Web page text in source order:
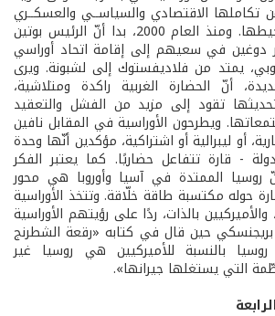
تكاملها الاقتصادي والسياســي والعسكــري
والاستراتيجــي مع محيطها. ومنذ العام 2000، بدا أنّ الرئيس بوتين
دوغين في سعيهم إلى إقامة اتحاد أوراسي
يمتد من فلاديفستوك إلى لشبونة. ويرى
أنّ الحضارة الغربية راكدة ومتلاشية،
تقود إلى مزيد من الفشل والتعقيد
ويطرحون الأوراسية في المقابل نافين
أو ليبرالية أو اشتراكية، مؤكدين أنّها وحدة
- قارة تتفاعل حضاريًا. كما يعتبر الفكر
روسيا الممتدة في آسيا وأوروبا هي محور
حوله مكتسبة طاقة خلّاقة. وتتخذ الأوراسية
بالذات، ردًا على رؤيتهم الأوراسية
حين قال في كتابه «رقعة الشطرنج
بالنسبة للأميركيين هي روسيا غير
التي يستغلها جيرانها».